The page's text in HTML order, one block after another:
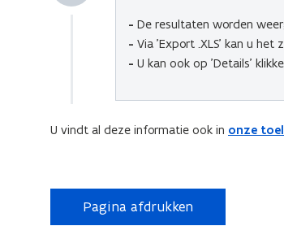
- De resultaten worden
- Via 'Export .XLS' kan u het
- U kan ook op 'Details'
U vindt al deze informatie ook in onze
Pagina afdrukken